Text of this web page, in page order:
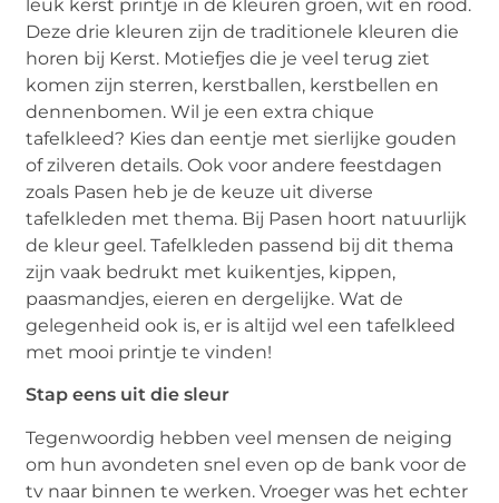
leuk kerst printje in de kleuren groen, wit en rood.
Deze drie kleuren zijn de traditionele kleuren die
horen bij Kerst. Motiefjes die je veel terug ziet
komen zijn sterren, kerstballen, kerstbellen en
dennenbomen. Wil je een extra chique
tafelkleed? Kies dan eentje met sierlijke gouden
of zilveren details. Ook voor andere feestdagen
zoals Pasen heb je de keuze uit diverse
tafelkleden met thema. Bij Pasen hoort natuurlijk
de kleur geel. Tafelkleden passend bij dit thema
zijn vaak bedrukt met kuikentjes, kippen,
paasmandjes, eieren en dergelijke. Wat de
gelegenheid ook is, er is altijd wel een tafelkleed
met mooi printje te vinden!
Stap eens uit die sleur
Tegenwoordig hebben veel mensen de neiging
om hun avondeten snel even op de bank voor de
tv naar binnen te werken. Vroeger was het echter